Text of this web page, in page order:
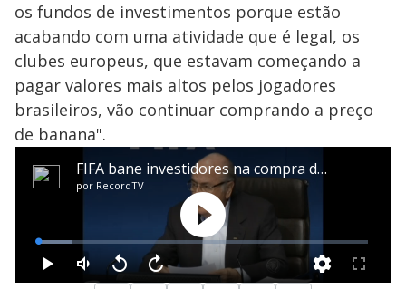
os fundos de investimentos porque estão
acabando com uma atividade que é legal, os
clubes europeus, que estavam começando a
pagar valores mais altos pelos jogadores
brasileiros, vão continuar comprando a preço
de banana".